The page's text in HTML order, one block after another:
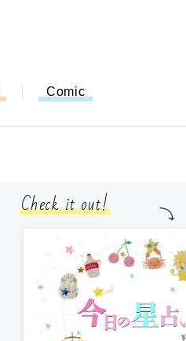
Comic
Check it out!